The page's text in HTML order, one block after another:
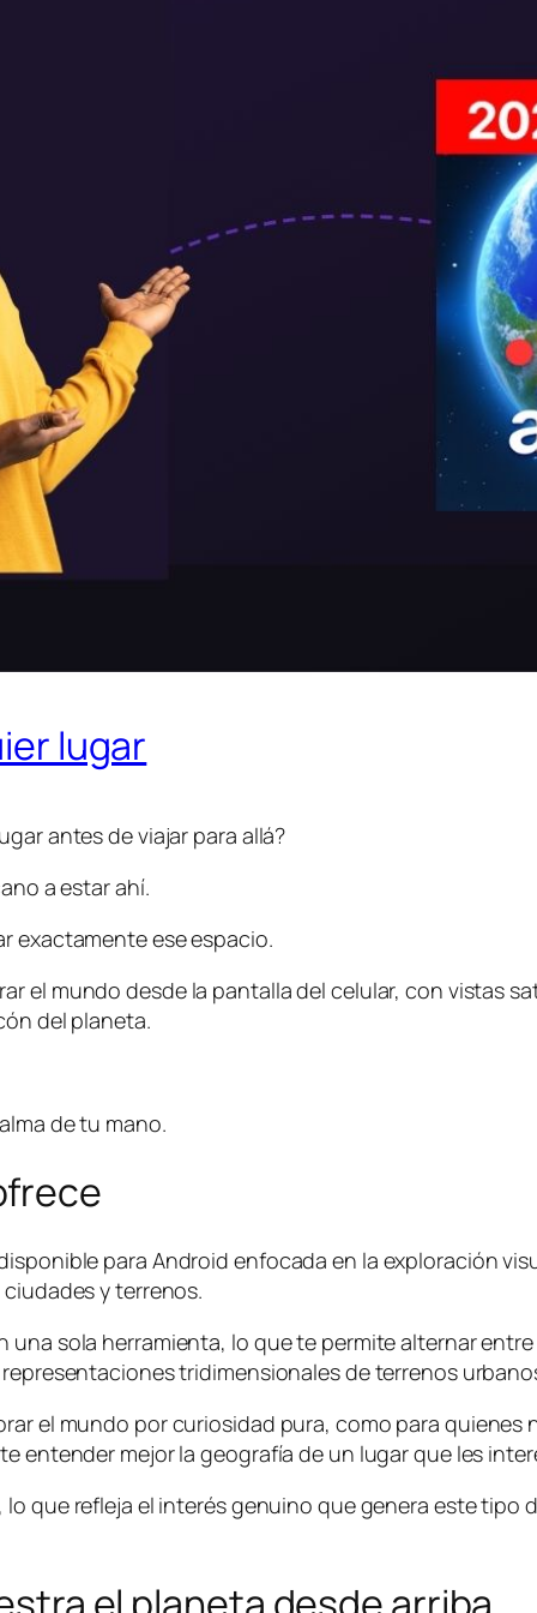
lugar
antes de viajar para allá?
a estar ahí.
exactamente ese espacio.
el mundo desde la pantalla del celular, con vistas
del planeta.
de tu mano.
para Android enfocada en la exploración
y terrenos.
una sola herramienta, lo que te permite alternar
tridimensionales de terrenos
el mundo por curiosidad pura, como para quienes
entender mejor la geografía de un lugar que les
que refleja el interés genuino que genera este